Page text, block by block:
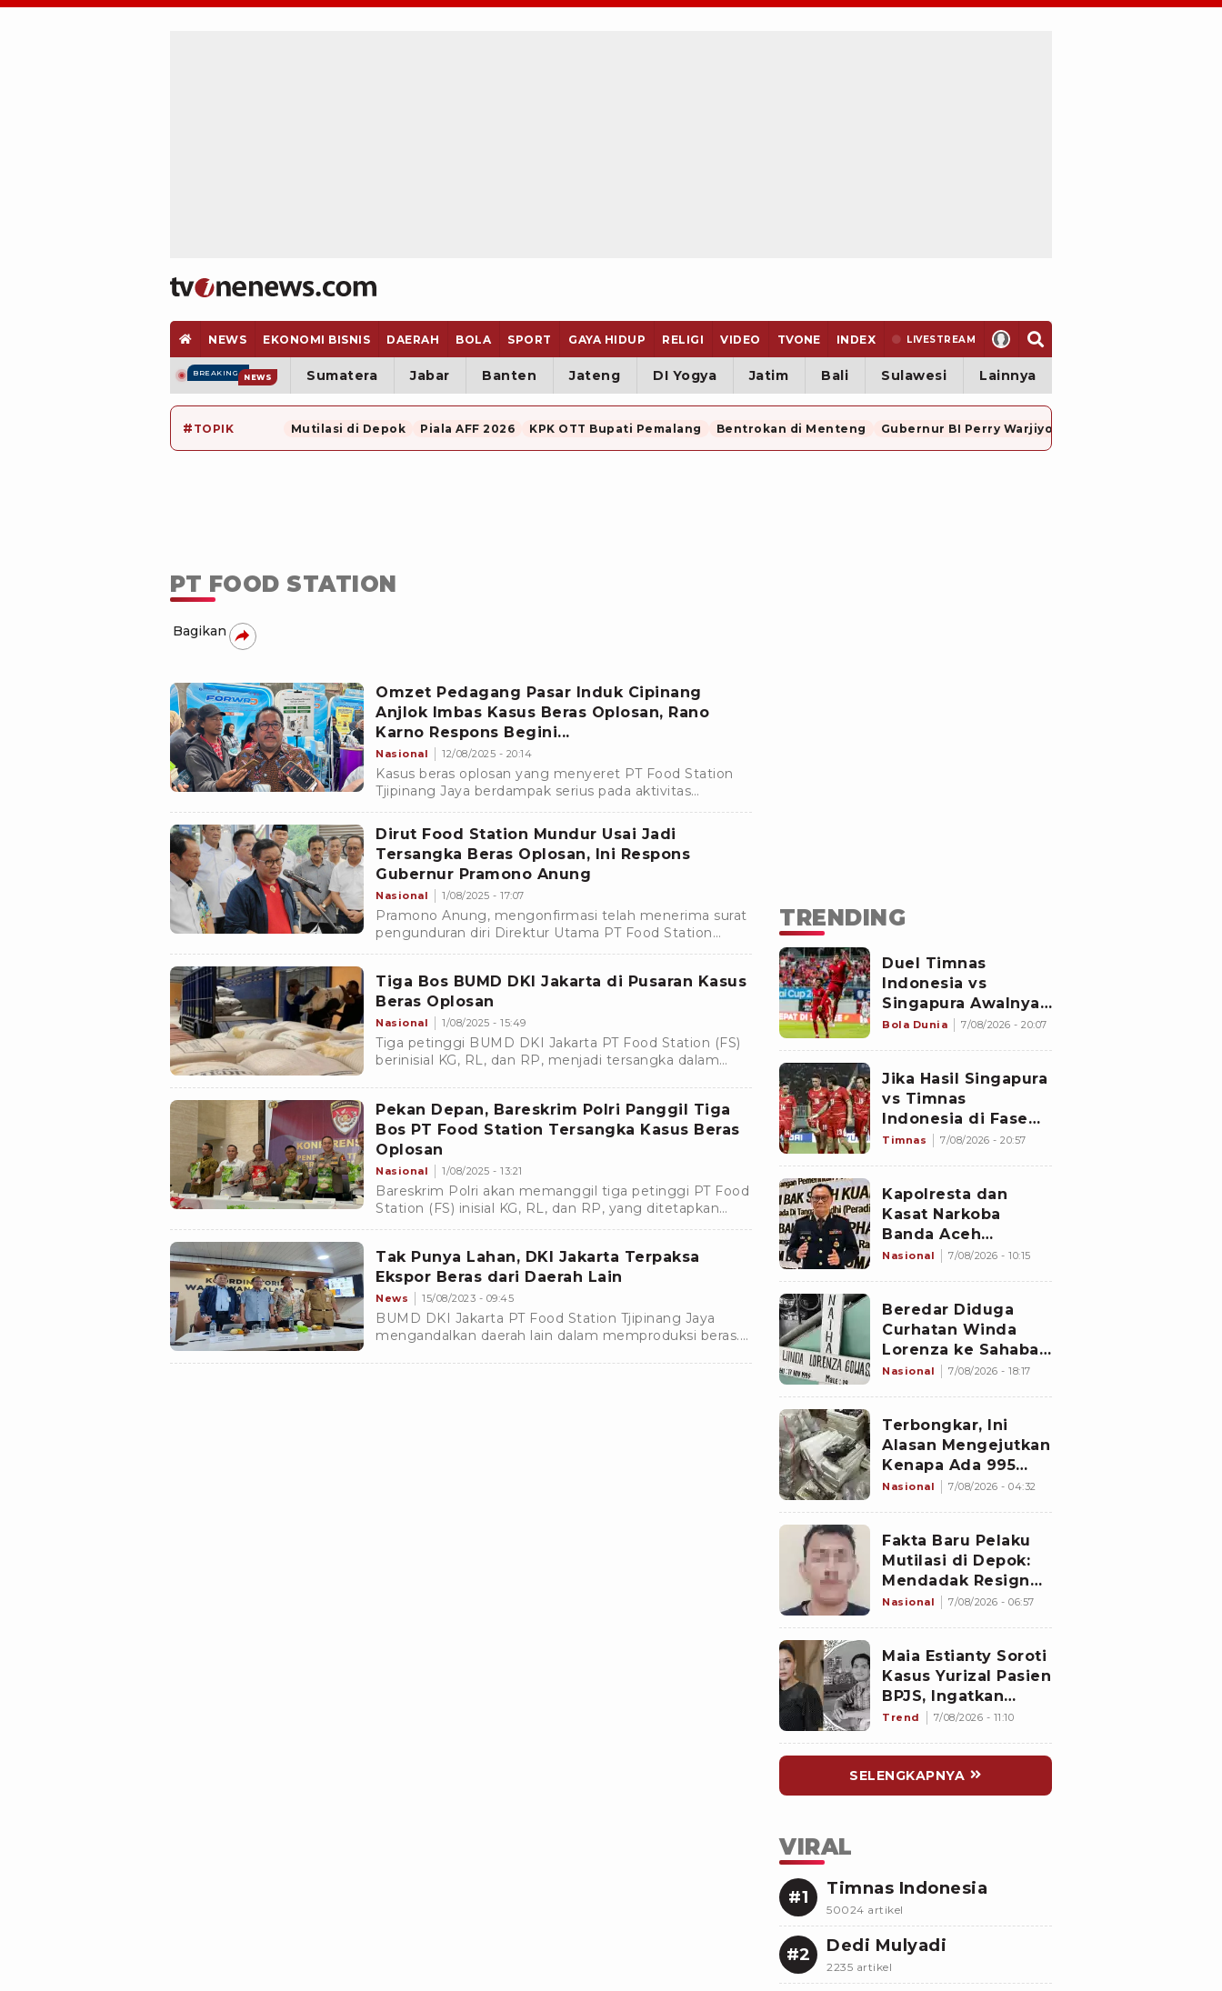
NEWS EKONOMI BISNIS DAERAH BOLA SPORT GAYA HIDUP RELIGI VIDEO TVONE INDEX LIVESTREAM
BREAKING NEWS Sumatera Jabar Banten Jateng DI Yogya Jatim Bali Sulawesi Lainnya
# TOPIK Mutilasi di Depok Piala AFF 2026 KPK OTT Bupati Pemalang Bentrokan di Menteng Gubernur BI Perry Warjiyo Mundur
PT FOOD STATION
Bagikan
Omzet Pedagang Pasar Induk Cipinang
Anjlok Imbas Kasus Beras Oplosan, Rano
Karno Respons Begini...
Nasional 12/08/2025 - 20:14
Kasus beras oplosan yang menyeret PT Food Station
Tjipinang Jaya berdampak serius pada aktivitas
perdagangan di Pasar Induk Beras Cipinang (PIBC),
Jakarta Timur.
Dirut Food Station Mundur Usai Jadi
Tersangka Beras Oplosan, Ini Respons
Gubernur Pramono Anung
Nasional 1/08/2025 - 17:07
Pramono Anung, mengonfirmasi telah menerima surat
pengunduran diri Direktur Utama PT Food Station
Tjipinang Jaya, karyawan Gunarso, yang menjadi
Tiga Bos BUMD DKI Jakarta di Pusaran Kasus
Beras Oplosan
Nasional 1/08/2025 - 15:49
Tiga petinggi BUMD DKI Jakarta PT Food Station (FS)
berinisial KG, RL, dan RP, menjadi tersangka dalam
Pekan Depan, Bareskrim Polri Panggil Tiga
Bos PT Food Station Tersangka Kasus Beras
Oplosan
Nasional 1/08/2025 - 13:21
Bareskrim Polri akan memanggil tiga petinggi PT Food
Station (FS) inisial KG, RL, dan RP, yang ditetapkan
sebagai tersangka dalam kasus penjualan beras
Tak Punya Lahan, DKI Jakarta Terpaksa
Ekspor Beras dari Daerah Lain
News 15/08/2023 - 09:45
BUMD DKI Jakarta PT Food Station Tjipinang Jaya
mengandalkan daerah lain dalam memproduksi beras.
TRENDING
Duel Timnas
Indonesia vs
Singapura Awalnya
Bukan di Stadion
Bola Dunia 7/08/2026 - 20:07
Jika Hasil Singapura
vs Timnas
Indonesia di Fase
Grup Piala AFF 2026
Timnas 7/08/2026 - 20:57
Kapolresta dan
Kasat Narkoba
Banda Aceh
Diperiksa
Nasional 7/08/2026 - 10:15
Beredar Diduga
Curhatan Winda
Lorenza ke Sahabat,
Temukan Fakta
Tewas
Nasional 7/08/2026 - 18:17
Terbongkar, Ini
Alasan Mengejutkan
Kenapa Ada 995
Senjata di Dalam
Nasional 7/08/2026 - 04:32
Fakta Baru Pelaku
Mutilasi di Depok:
Mendadak Resign
Kerja Goreng Piscok
Nasional 7/08/2026 - 06:57
Maia Estianty Soroti
Kasus Yurizal Pasien
BPJS, Ingatkan
Nakes untuk Jaga
Trend 7/08/2026 - 11:10
SELENGKAPNYA
VIRAL
#1 Timnas Indonesia
50024 artikel
#2 Dedi Mulyadi
2235 artikel